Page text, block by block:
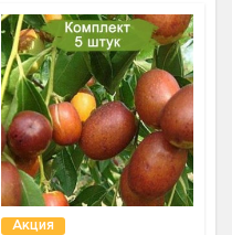
Акция